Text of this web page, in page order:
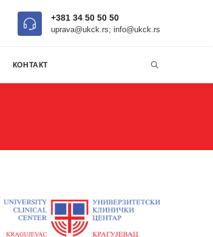
+381 34 50 50 50
uprava@ukck.rs; info@ukck.rs
КОНТАКТ